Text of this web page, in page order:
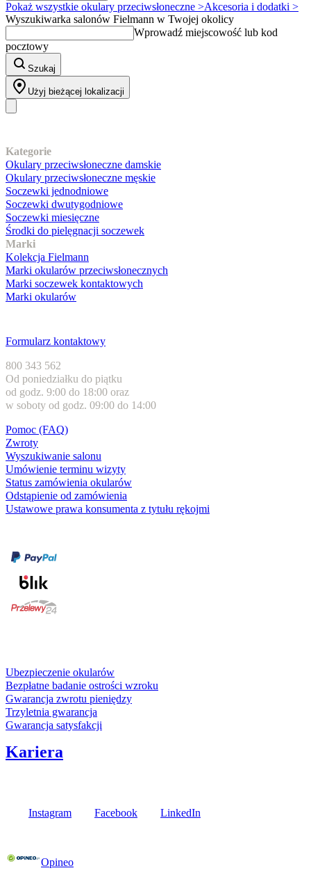
Pokaż wszystkie okulary przeciwsłoneczne >Akcesoria i dodatki >
Wyszukiwarka salonów Fielmann w Twojej okolicy
Wprowadź miejscowość lub kod
pocztowy
Szukaj
Użyj bieżącej lokalizacji
Kategorie
Okulary przeciwsłoneczne damskie
Okulary przeciwsłoneczne męskie
Soczewki jednodniowe
Soczewki dwutygodniowe
Soczewki miesięczne
Środki do pielęgnacji soczewek
Marki
Kolekcja Fielmann
Marki okularów przeciwsłonecznych
Marki soczewek kontaktowych
Marki okularów
Formularz kontaktowy
800 343 562
Od poniedziałku do piątku
od godz. 9:00 do 18:00 oraz
w soboty od godz. 09:00 do 14:00
Pomoc (FAQ)
Zwroty
Wyszukiwanie salonu
Umówienie terminu wizyty
Status zamówienia okularów
Odstąpienie od zamówienia
Ustawowe prawa konsumenta z tytułu rękojmi
Ubezpieczenie okularów
Bezpłatne badanie ostrości wzroku
Gwarancja zwrotu pieniędzy
Trzyletnia gwarancja
Gwarancja satysfakcji
Kariera
Instagram Facebook LinkedIn
Opineo